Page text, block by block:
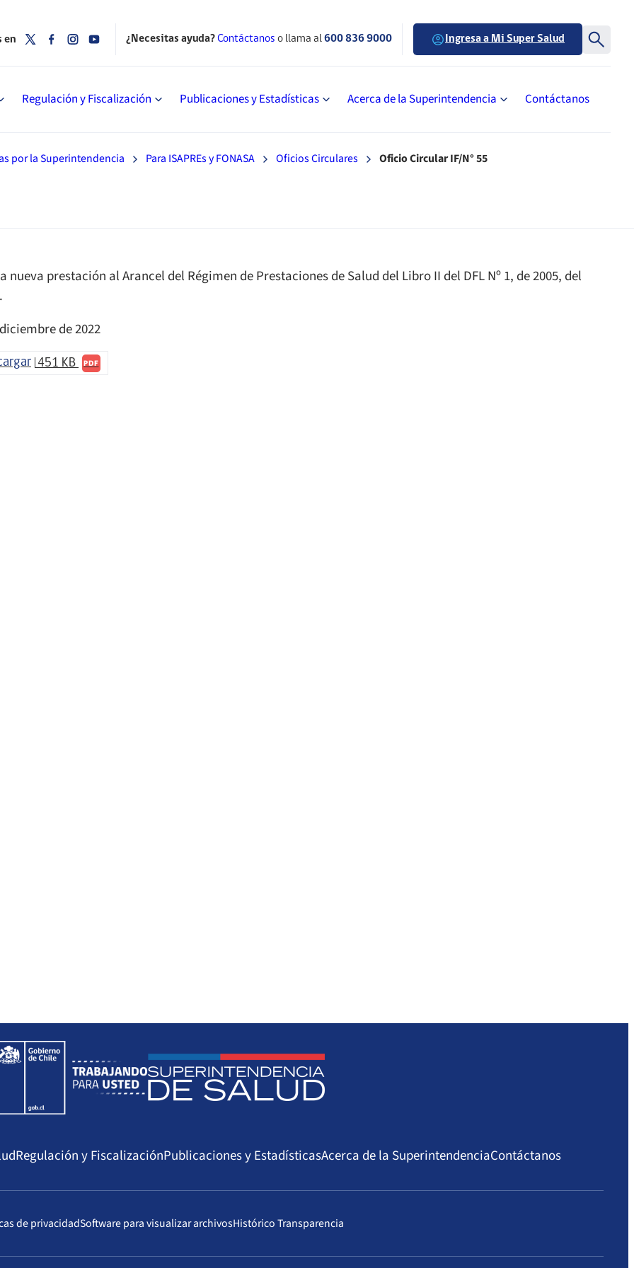
Regulación y Fiscalización Publicaciones y Estadísticas Acerca de la Superintendencia Contáctanos
en ¿Necesitas ayuda?Contáctanos o llama al600 836 9000 Ingresa a Mi Super Salud
por la Superintendencia Para ISAPREs y FONASA Oficios Circulares Oficio Circular IF/N° 55
nueva prestación al Arancel del Régimen de Prestaciones de Salud del Libro II del DFL Nº 1, de 2005, del
de 2022
451 KB PDF
Regulación y FiscalizaciónPublicaciones y EstadísticasAcerca de la SuperintendenciaContáctanos
de privacidadSoftware para visualizar archivosHistórico Transparencia